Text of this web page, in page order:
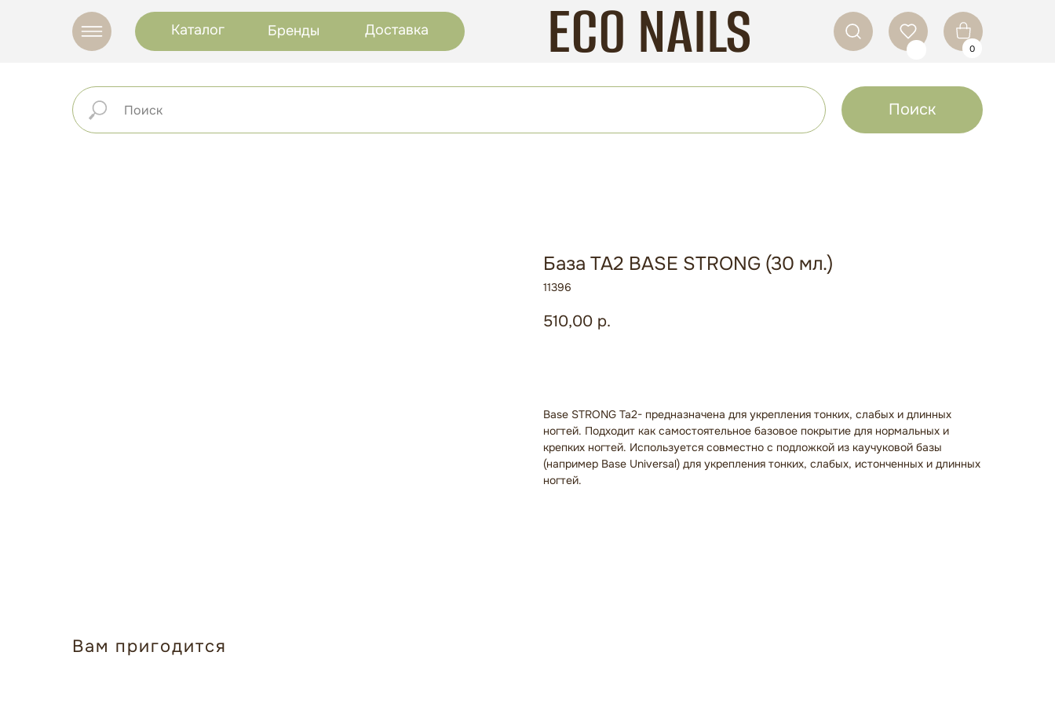
0
ECO NAILS
Доставка
Каталог Бренды
Поиск
База TA2 BASE STRONG (30 мл.)
11396
510,00 р.
Base STRONG Ta2- предназначена для укрепления тонких, слабых и длинных
ногтей. Подходит как самостоятельное базовое покрытие для нормальных и
крепких ногтей. Используется совместно с подложкой из каучуковой базы
(например Base Universal) для укрепления тонких, слабых, истонченных и длинных
ногтей.
Вам пригодится